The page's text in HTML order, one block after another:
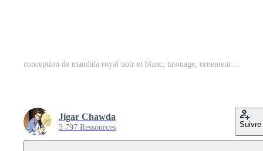
Jigar Chawda
3 797 Ressources Suivre